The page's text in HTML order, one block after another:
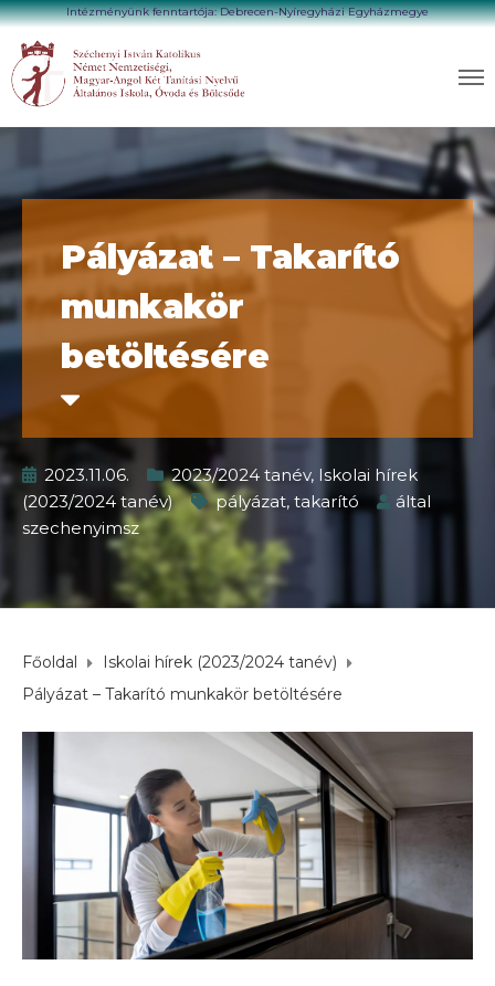
Intézményünk fenntartója: Debrecen-Nyíregyházi Egyházmegye
Pályázat – Takarító
munkakör
betöltésére
2023.11.06. 2023/2024 tanév, Iskolai hírek
(2023/2024 tanév)
pályázat, takarító
által
szechenyimsz
Főoldal
Iskolai hírek (2023/2024 tanév)
Pályázat – Takarító munkakör betöltésére